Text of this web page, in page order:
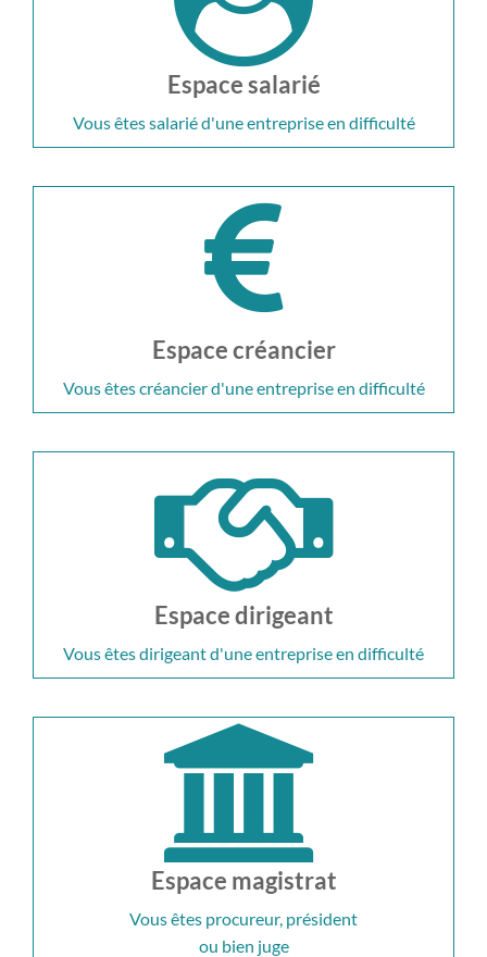
Espace salarié
Vous êtes salarié d'une entreprise en difficulté
Espace créancier
Vous êtes créancier d'une entreprise en difficulté
Espace dirigeant
Vous êtes dirigeant d'une entreprise en difficulté
Espace magistrat
Vous êtes procureur, président
ou bien juge